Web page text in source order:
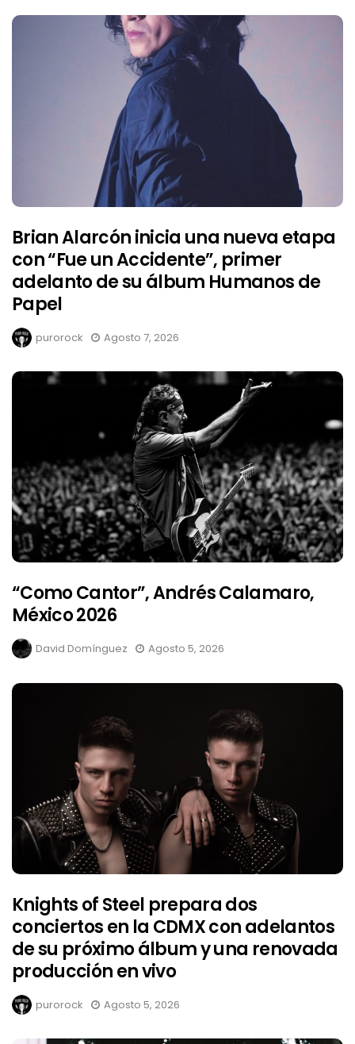
Brian Alarcón inicia una nueva etapa
con “Fue un Accidente”, primer
adelanto de su álbum Humanos de
Papel
purorock Agosto 7, 2026
“Como Cantor”, Andrés Calamaro,
México 2026
David Domínguez Agosto 5, 2026
Knights of Steel prepara dos
conciertos en la CDMX con adelantos
de su próximo álbum y una renovada
producción en vivo
purorock Agosto 5, 2026